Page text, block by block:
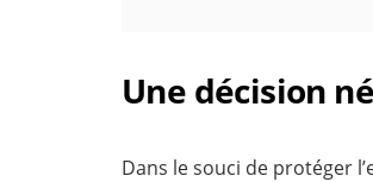
Une décision
Dans le souci de protéger